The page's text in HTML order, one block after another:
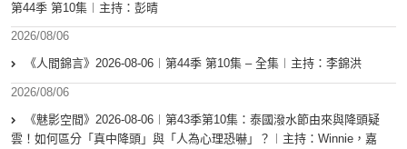
第44季 第10集︱主持：彭晴
2026/08/06
《人間錦言》2026-08-06︱第44季 第10集 – 全集︱主持：李錦洪
2026/08/06
《魅影空間》2026-08-06︱第43季第10集：泰國潑水節由來與降頭疑
雲！如何區分「真中降頭」與「人為心理恐嚇」？︱主持：Winnie，嘉